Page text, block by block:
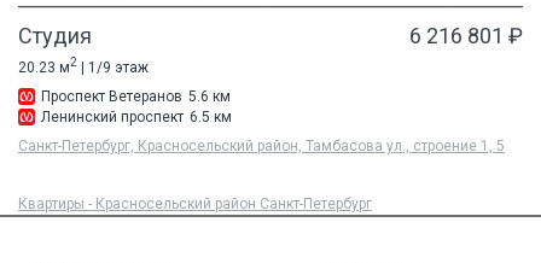
Студия 6 216 801 ₽
20.23 м2 | 1/9 этаж
Проспект Ветеранов 5.6 км
Ленинский проспект 6.5 км
Санкт-Петербург, Красносельский район, Тамбасова ул., строение 1, 5
Квартиры - Красносельский район Санкт-Петербург